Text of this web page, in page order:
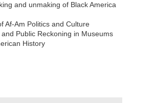
and unmaking of Black America
Af-Am Politics and Culture
Public Reckoning in Museums
History